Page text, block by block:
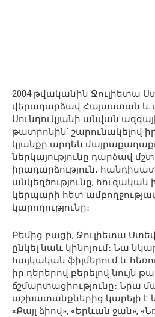
2004 թվականին Ջուլիետա
վերադարձավ Հայաստան և
Սունդուկյանի անվան
թատրոնին՝ շարունակելով
կյանքը արդեն
ներկայությունը դարձավ
իրադարձություն․
անկեղծությունը,
կերպարի հետ
կարողությունը։
Բեմից բացի, Ջուլիետա
ընկել նաև կինոյում։ Նա
հայկական ֆիլմերում և
իր դերերով բերելով նույն
ճշմարտացիությունը։ Նրա
աշխատանքներից կարելի է
«Քայլ ձիով», «Երևան ջան»,